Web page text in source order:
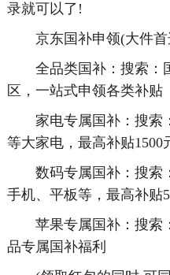
录就可以了!
京东国补申领(大件首
全品类国补：搜索：
区，一站式申领各类补贴
家电专属国补：搜索
等大家电，最高补贴1500
数码专属国补：搜索：
手机、平板等，最高补贴
苹果专属国补：搜索
品专属国补福利